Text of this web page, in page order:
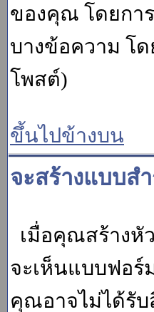
ของคุณ โดยกา
บางข้อความ โ
โพสต์)
ขึ้นไปข้างบน
จะสร้างแบบส
เมื่อคุณสร้าง
จะเห็นแบบฟอร์
คุณอาจไม่ได้รั